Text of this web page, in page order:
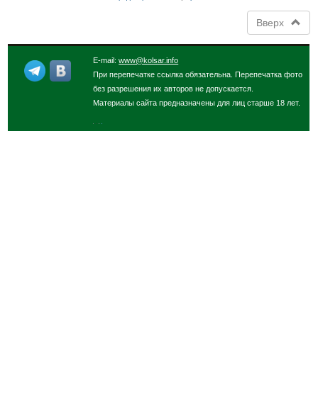
Вверх
E-mail:www@kolsar.info
При перепечатке ссылка обязательна. Перепечатка фото
без разрешения их авторов не допускается.
Материалы сайта предназначены для лиц старше 18 лет.